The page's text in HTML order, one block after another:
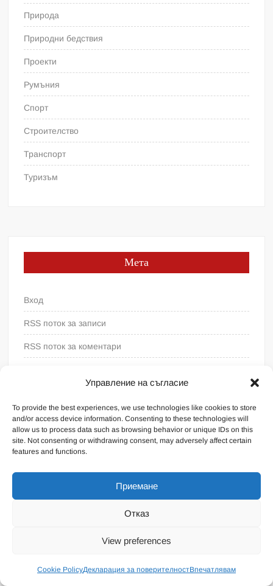
Управление на съгласие
To provide the best experiences, we use technologies like cookies to store
and/or access device information. Consenting to these technologies will
allow us to process data such as browsing behavior or unique IDs on this
site. Not consenting or withdrawing consent, may adversely affect certain
features and functions.
Приемане
Отказ
View preferences
Cookie PolicyДекларация за поверителностВпечатлявам
Природа
Природни бедствия
Проекти
Румъния
Спорт
Строителство
Транспорт
Туризъм
Мета
Вход
RSS поток за записи
RSS поток за коментари
Proudly powered by WordPress |Theme: FreeNews
Общи условия